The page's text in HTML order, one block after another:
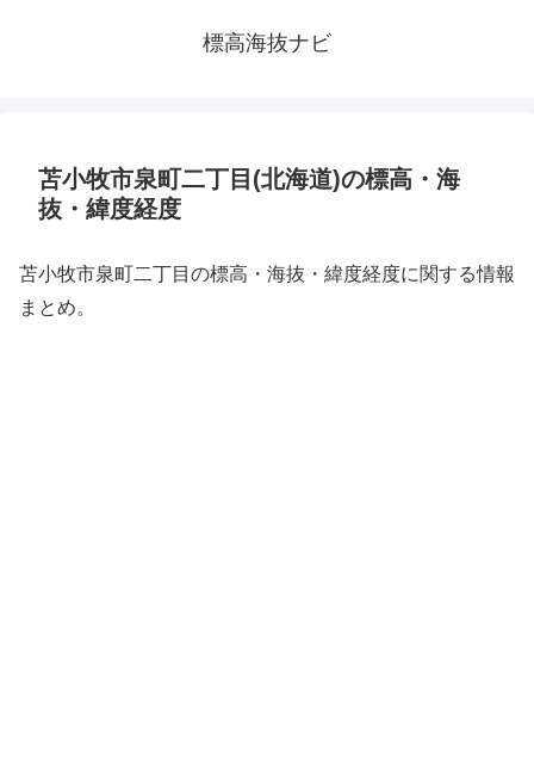
標高海抜ナビ
苫小牧市泉町二丁目(北海道)の標高・海
抜・緯度経度
苫小牧市泉町二丁目の標高・海抜・緯度経度に関する情報
まとめ。